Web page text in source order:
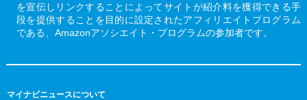
を宣伝しリンクすることによってサイトが紹介料を獲得できる手
段を提供することを目的に設定されたアフィリエイトプログラム
である、Amazonアソシエイト・プログラムの参加者です。
マイナビニュースについて